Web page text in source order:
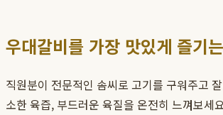
우대갈비를 가장 맛있게 즐기
직원분이 전문적인 솜씨로 고기를 구워주고
소한 육즙, 부드러운 육질을 온전히 느껴보세